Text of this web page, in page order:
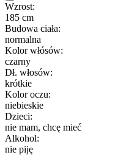
Wzrost:
185 cm
Budowa ciała:
normalna
Kolor włósów:
czarny
Dł. włosów:
krótkie
Kolor oczu:
niebieskie
Dzieci:
nie mam, chcę mieć
Alkohol:
nie piję